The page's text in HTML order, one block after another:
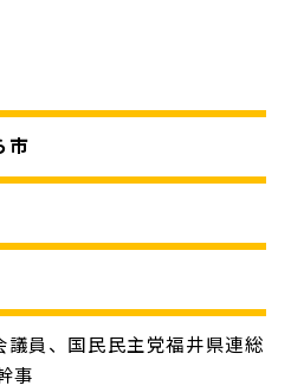
市
議員、国民民主党福井県連総
事